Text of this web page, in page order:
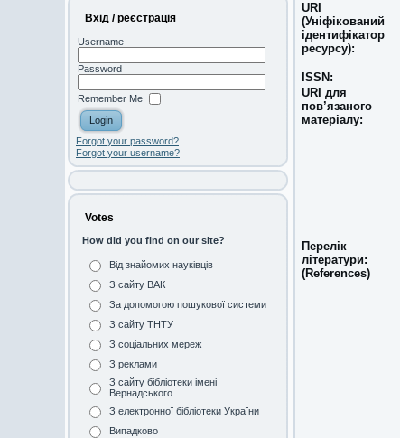
Вхід / реєстрація
Username
Password
Remember Me
Forgot your password?
Forgot your username?
Votes
How did you find on our site?
Від знайомих науківців
З сайту ВАК
За допомогою пошукової системи
З сайту ТНТУ
З соціальних мереж
З реклами
З сайту бібліотеки імені
Вернадського
З електронної бібліотеки України
Випадково
URI
(Уніфікований
ідентифікатор
ресурсу):
ISSN:
URI для
пов’язаного
матеріалу:
Перелік
літератури:
(References)